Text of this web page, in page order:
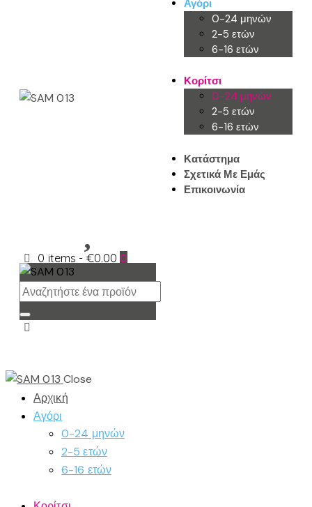
Αγόρι
0-24 μηνών
2-5 ετών
6-16 ετών
Κορίτσι
0-24 μηνών
2-5 ετών
6-16 ετών
Κατάστημα
Σχετικά Με Εμάς
Επικοινωνία
0 items - €0.00 0
Close
Αρχική
Αγόρι
0-24 μηνών
2-5 ετών
6-16 ετών